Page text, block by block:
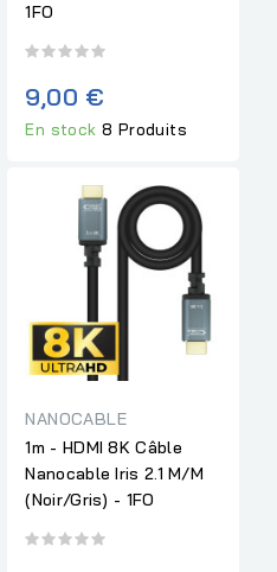
1FO
9,00 €
En stock8 Produits
NANOCABLE
1m - HDMI 8K Câble
Nanocable Iris 2.1 M/M
(Noir/Gris) - 1FO